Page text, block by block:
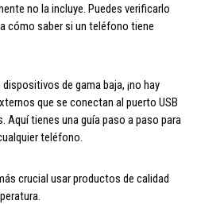
no la incluye. Puedes verificarlo
cómo saber si un teléfono tiene
de gama baja, ¡no hay
que se conectan al puerto USB
Aquí tienes una guía paso a paso para
teléfono.
crucial usar productos de calidad